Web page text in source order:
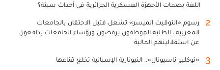
اللغة بصمات الأجهزة العسكرية الجزائرية في أحداث سبتة؟
2
رسوم «التوقيت الميسر» تشعل فتيل الاحتقان بالجامعات
المغربية.. الطلبة الموظفون يرفضون ورؤساء الجامعات يدافعون
عن استقلاليتهم المالية
3 «نوكليو ناسيونال».. النيونازية الإسبانية تخلع قناعها